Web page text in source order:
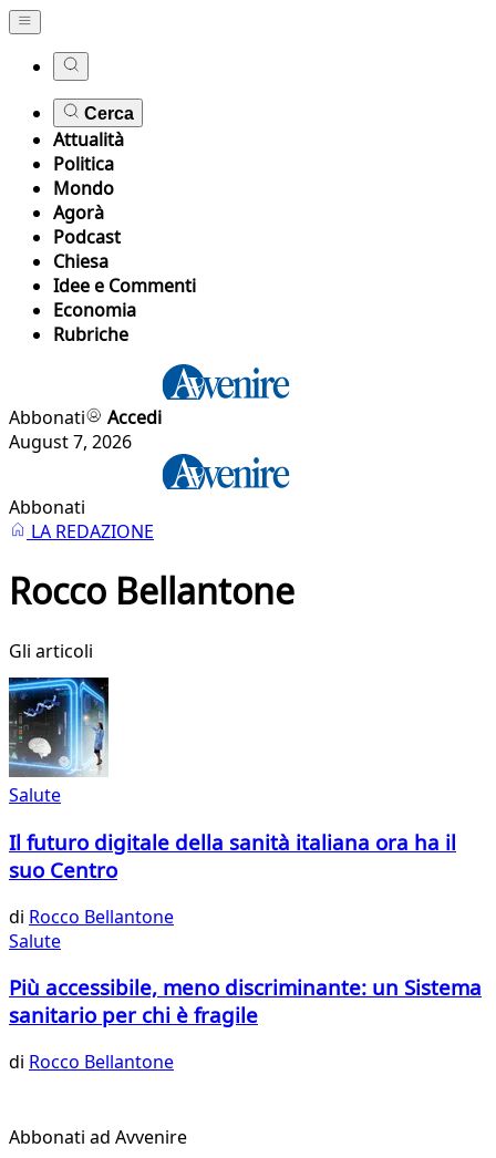
Cerca
Attualità
Politica
Mondo
Agorà
Podcast
Chiesa
Idee e Commenti
Economia
Rubriche
Abbonati
Accedi
August 7, 2026
Abbonati
LA REDAZIONE
Rocco Bellantone
Gli articoli
Salute
Il futuro digitale della sanità italiana ora ha il
suo Centro
di Rocco Bellantone
Salute
Più accessibile, meno discriminante: un Sistema
sanitario per chi è fragile
di Rocco Bellantone
Abbonati ad Avvenire